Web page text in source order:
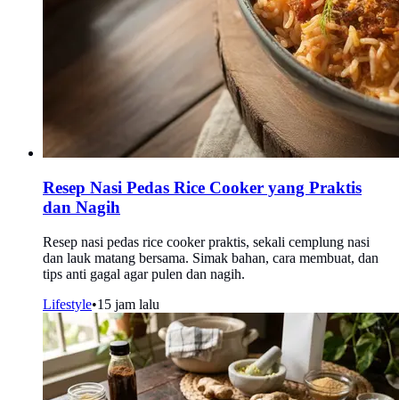
Resep Nasi Pedas Rice Cooker yang Praktis
dan Nagih
Resep nasi pedas rice cooker praktis, sekali cemplung nasi
dan lauk matang bersama. Simak bahan, cara membuat, dan
tips anti gagal agar pulen dan nagih.
Lifestyle•15 jam lalu